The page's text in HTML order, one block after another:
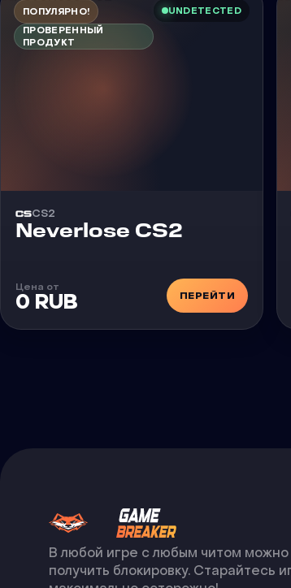
ПОПУЛЯРНО!
ПРОВЕРЕННЫЙ
ПРОДУКТ
UNDETECTED
CS2
Чит
Neverlose CS2
Цена от
0 RUB ПЕРЕЙТИ
В любой игре с любым читом можно
получить блокировку. Старайтесь